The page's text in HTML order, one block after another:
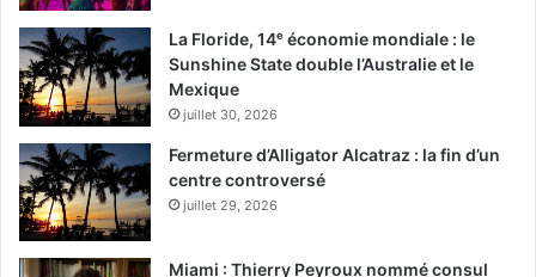
La Floride, 14ᵉ économie mondiale : le
Sunshine State double l’Australie et le
Mexique
juillet 30, 2026
Fermeture d’Alligator Alcatraz : la fin d’un
centre controversé
juillet 29, 2026
Miami : Thierry Peyroux nommé consul